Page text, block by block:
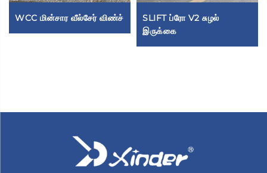
WCC மின்சார வீல்சேர் விண்ச்
SLIFT ப்ரோ V2 சுழல்
இருக்கை